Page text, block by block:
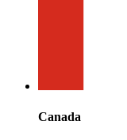
Canada